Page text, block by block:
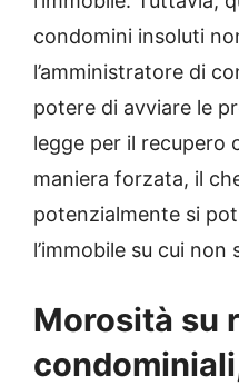
condomini insoluti
l’amministratore di
potere di avviare le
legge per il recupero
maniera forzata, il
potenzialmente si
l’immobile su cui non
Morosità su